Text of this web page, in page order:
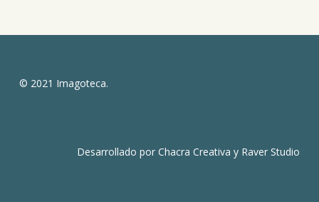
© 2021 Imagoteca.
Desarrollado porChacra Creativa y Raver Studio